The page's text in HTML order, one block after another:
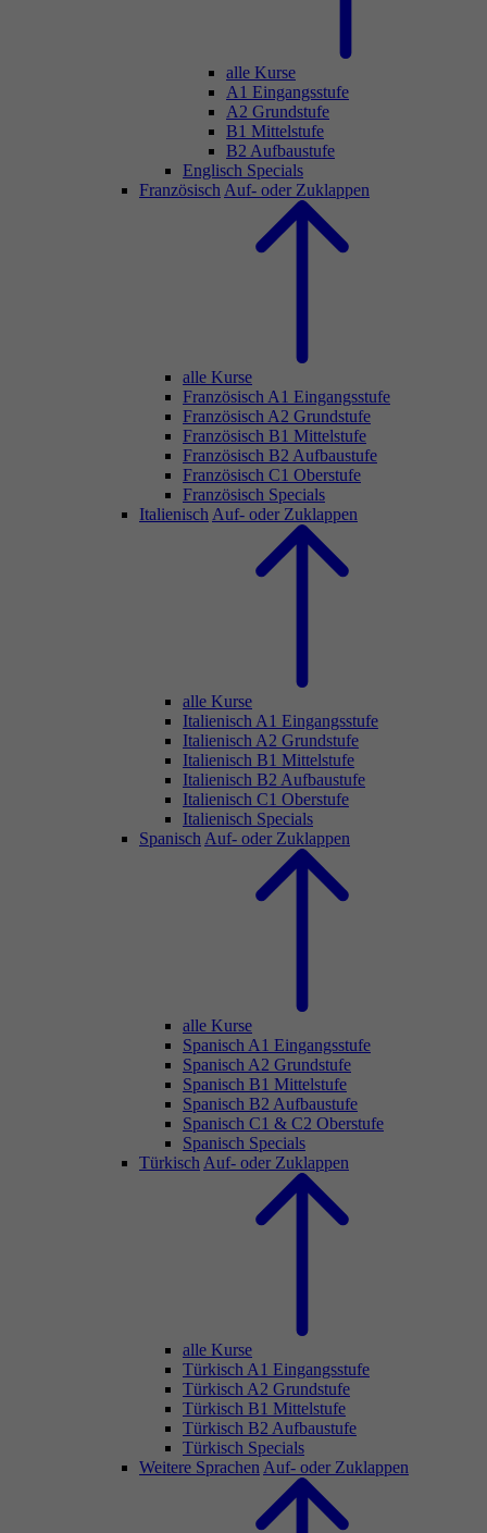
alle Kurse
A1 Eingangsstufe
A2 Grundstufe
B1 Mittelstufe
B2 Aufbaustufe
Englisch Specials
Französisch Auf- oder Zuklappen
alle Kurse
Französisch A1 Eingangsstufe
Französisch A2 Grundstufe
Französisch B1 Mittelstufe
Französisch B2 Aufbaustufe
Französisch C1 Oberstufe
Französisch Specials
Italienisch Auf- oder Zuklappen
alle Kurse
Italienisch A1 Eingangsstufe
Italienisch A2 Grundstufe
Italienisch B1 Mittelstufe
Italienisch B2 Aufbaustufe
Italienisch C1 Oberstufe
Italienisch Specials
Spanisch Auf- oder Zuklappen
alle Kurse
Spanisch A1 Eingangsstufe
Spanisch A2 Grundstufe
Spanisch B1 Mittelstufe
Spanisch B2 Aufbaustufe
Spanisch C1 & C2 Oberstufe
Spanisch Specials
Türkisch Auf- oder Zuklappen
alle Kurse
Türkisch A1 Eingangsstufe
Türkisch A2 Grundstufe
Türkisch B1 Mittelstufe
Türkisch B2 Aufbaustufe
Türkisch Specials
Weitere Sprachen Auf- oder Zuklappen